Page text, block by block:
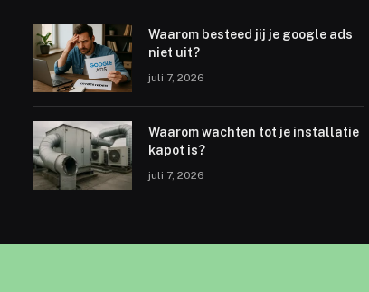
Waarom besteed jij je google ads
niet uit?
juli 7, 2026
Waarom wachten tot je installatie
kapot is?
juli 7, 2026